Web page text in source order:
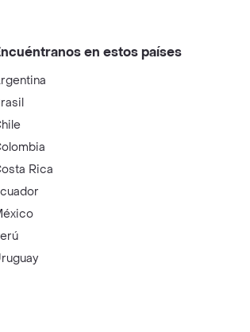
en estos países
Rica